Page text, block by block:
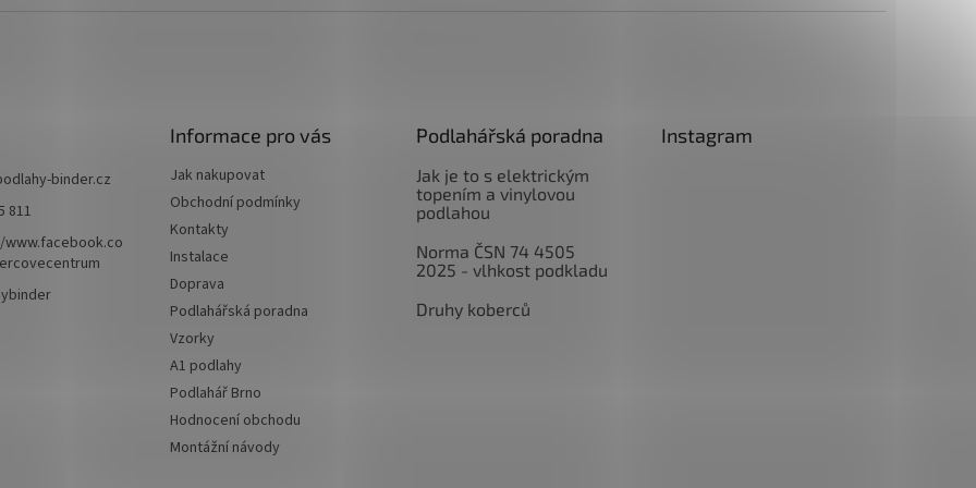
binder.cz
811
Informace pro vás
Jak nakupovat
Obchodní podmínky
Kontakty
Instalace
Doprava
Podlahářská poradna
Vzorky
A1 podlahy
Podlahář Brno
Hodnocení obchodu
Montážní návody
Podlahářská poradna
Jak je to s elektrickým
topením a vinylovou
podlahou
Norma ČSN 74 4505
2025 - vlhkost podkladu
Druhy koberců
Instagram